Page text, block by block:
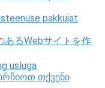
pakkujat
あるWebサイトを作
usluga
თქვენი